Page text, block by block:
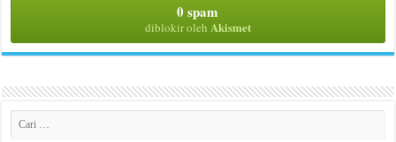
0 spam
diblokir oleh Akismet